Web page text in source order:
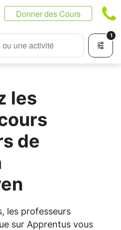
Donner des Cours
une activité
1
les
de
les professeurs
sur Apprentus vous